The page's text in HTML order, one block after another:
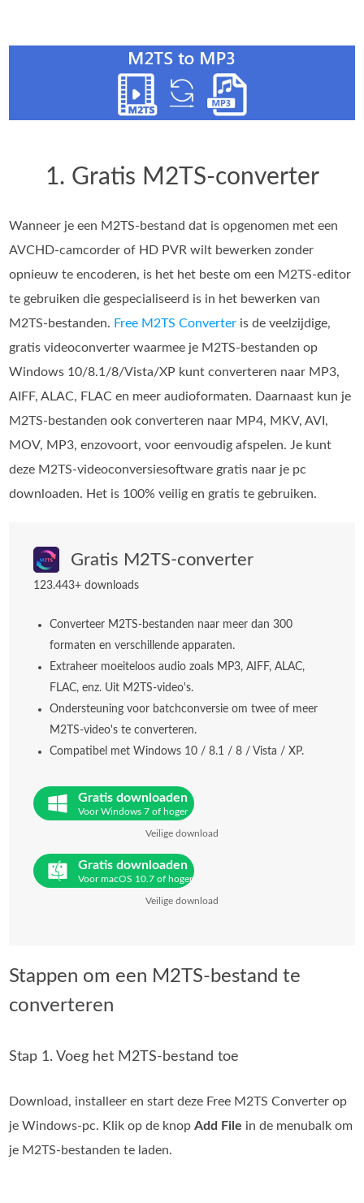
1. Gratis M2TS-converter
Wanneer je een M2TS-bestand dat is opgenomen met een
AVCHD-camcorder of HD PVR wilt bewerken zonder
opnieuw te encoderen, is het het beste om een M2TS-editor
te gebruiken die gespecialiseerd is in het bewerken van
M2TS-bestanden. Free M2TS Converter is de veelzijdige,
gratis videoconverter waarmee je M2TS-bestanden op
Windows 10/8.1/8/Vista/XP kunt converteren naar MP3,
AIFF, ALAC, FLAC en meer audioformaten. Daarnaast kun je
M2TS-bestanden ook converteren naar MP4, MKV, AVI,
MOV, MP3, enzovoort, voor eenvoudig afspelen. Je kunt
deze M2TS-videoconversiesoftware gratis naar je pc
downloaden. Het is 100% veilig en gratis te gebruiken.
Gratis M2TS-converter
123.443+ downloads
Converteer M2TS-bestanden naar meer dan 300
formaten en verschillende apparaten.
Extraheer moeiteloos audio zoals MP3, AIFF, ALAC,
FLAC, enz. Uit M2TS-video's.
Ondersteuning voor batchconversie om twee of meer
M2TS-video's te converteren.
Compatibel met Windows 10 / 8.1 / 8 / Vista / XP.
Gratis downloaden
Voor Windows 7 of hoger
Veilige download
Gratis downloaden
Voor macOS 10.7 of hoger
Veilige download
Stappen om een M2TS-bestand te
converteren
Stap 1. Voeg het M2TS-bestand toe
Download, installeer en start deze Free M2TS Converter op
je Windows‑pc. Klik op de knopAdd File in de menubalk om
je M2TS‑bestanden te laden.